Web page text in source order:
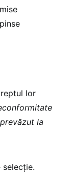
lor
la